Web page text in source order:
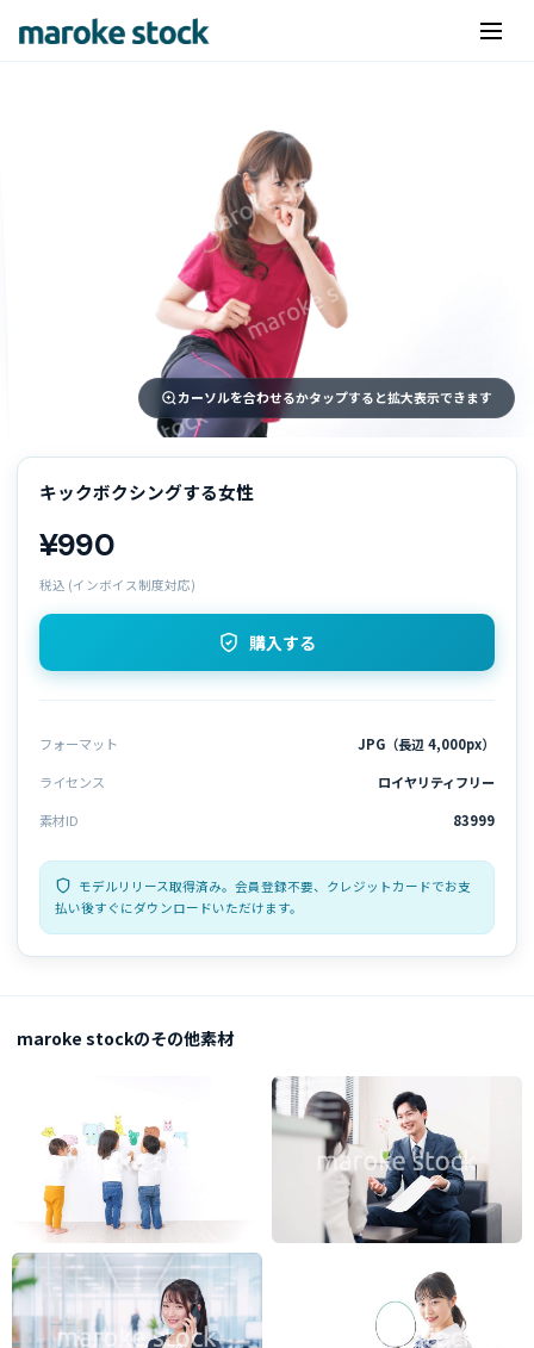
カーソルを合わせるかタップすると拡大表示できます
キックボクシングする女性
¥990
税込 (インボイス制度対応)
購入する
フォーマット
JPG（長辺 4,000px）
ライセンス
ロイヤリティフリー
素材ID
83999
モデルリリース取得済み。会員登録不要、クレジットカードでお支
払い後すぐにダウンロードいただけます。
maroke stockのその他素材